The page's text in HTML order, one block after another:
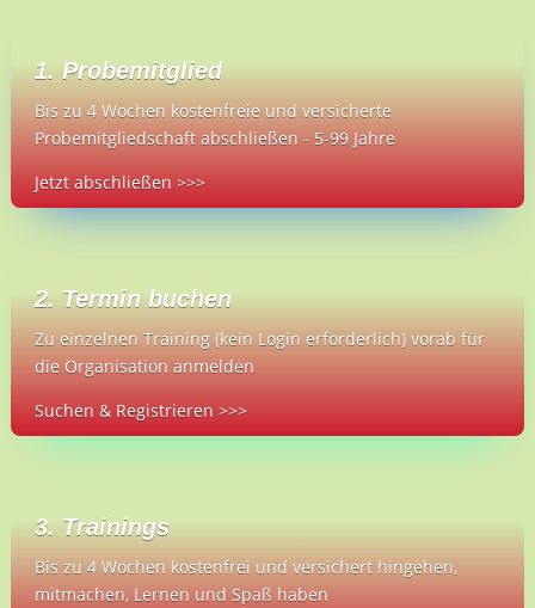
1. Probemitglied
Bis zu 4 Wochen kostenfreie und versicherte
Probemitgliedschaft abschließen - 5-99 Jahre
Jetzt abschließen >>>
2. Termin buchen
Zu einzelnen Training (kein Login erforderlich) vorab für
die Organisation anmelden
Suchen & Registrieren >>>
3. Trainings
Bis zu 4 Wochen kostenfrei und versichert hingehen,
mitmachen, Lernen und Spaß haben